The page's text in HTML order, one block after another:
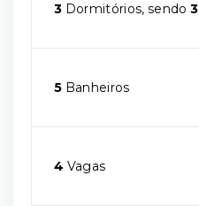
3 Dormitórios, sendo3
5 Banheiros
4 Vagas